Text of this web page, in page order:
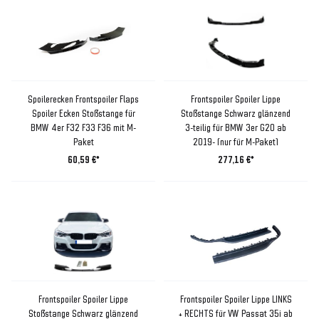
Spoilerecken Frontspoiler Flaps
Spoiler Ecken Stoßstange für
BMW 4er F32 F33 F36 mit M-
Paket
60,59 €*
Frontspoiler Spoiler Lippe
Stoßstange Schwarz glänzend
3-teilig für BMW 3er G20 ab
2019- (nur für M-Paket)
277,16 €*
Frontspoiler Spoiler Lippe
Stoßstange Schwarz glänzend
Frontspoiler Spoiler Lippe LINKS
+ RECHTS für VW Passat 35i ab